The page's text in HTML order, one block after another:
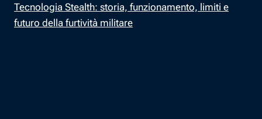
Tecnologia Stealth: storia, funzionamento, limiti e
futuro della furtività militare